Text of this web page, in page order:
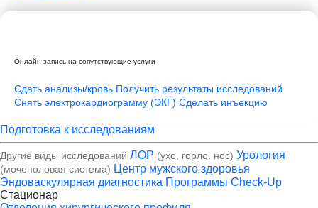
Онлайн-запись на сопутствующие услуги
Сдать анализы/кровь Получить результаты исследований
Снять электрокардиограмму (ЭКГ) Сделать инъекцию
Подготовка к исследованиям
Другие виды исследований ЛОР (ухо, горло, нос) Урология
(мочеполовая система) Центр мужского здоровья
Эндоваскулярная диагностика Программы Check-Up
Стационар